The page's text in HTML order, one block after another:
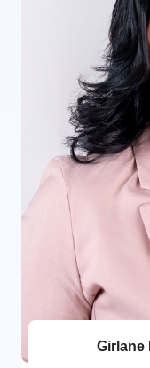
Girlane